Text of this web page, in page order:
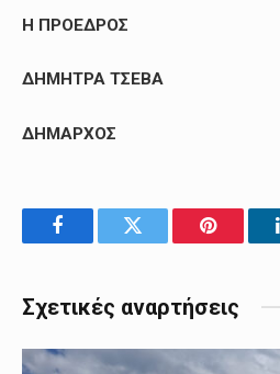
Η ΠΡΟΕΔΡΟΣ
ΔΗΜΗΤΡΑ ΤΣΕΒΑ
ΔΗΜΑΡΧΟΣ
FacebookTwitter Pinterest
Σχετικές αναρτήσεις